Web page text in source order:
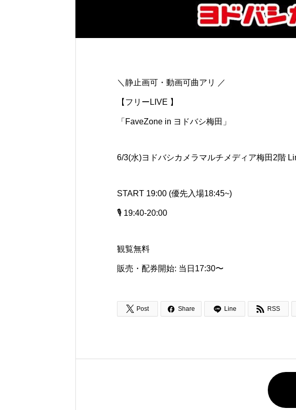
＼静止画可・動画可曲アリ ／
【フリーLIVE 】
「FaveZone in ヨドバシ梅田」
6/3(水)ヨドバシカメラマルチメディア梅田2階
START 19:00 (優先入場18:45~)
🎙️ 19:40-20:00
観覧無料
販売・配券開始: 当日17:30〜
 Post  Share Line  RSS